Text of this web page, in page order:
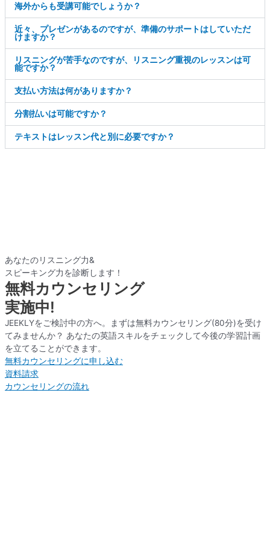
海外からも受講可能でしょうか？
近々、プレゼンがあるのですが、準備のサポートはしていただ
けますか？
リスニングが苦手なのですが、リスニング重視のレッスンは可
能ですか？
支払い方法は何がありますか？
分割払いは可能ですか？
テキストはレッスン代と別に必要ですか？
あなたのリスニング力&
スピーキング力を診断します！
無料カウンセリング
実施中!
JEEKLYをご検討中の方へ。まずは無料カウンセリング(80分)を受け
てみませんか？ あなたの英語スキルをチェックして今後の学習計画
を立てることができます。
無料カウンセリングに申し込む
資料請求
カウンセリングの流れ